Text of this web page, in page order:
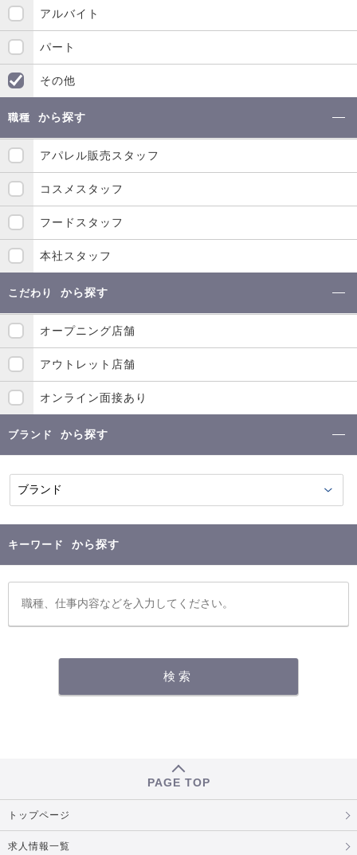
アルバイト
パート
その他
職種 から探す
アパレル販売スタッフ
コスメスタッフ
フードスタッフ
本社スタッフ
こだわり から探す
オープニング店舗
アウトレット店舗
オンライン面接あり
ブランド から探す
キーワード から探す
PAGE TOP
トップページ
求人情報一覧